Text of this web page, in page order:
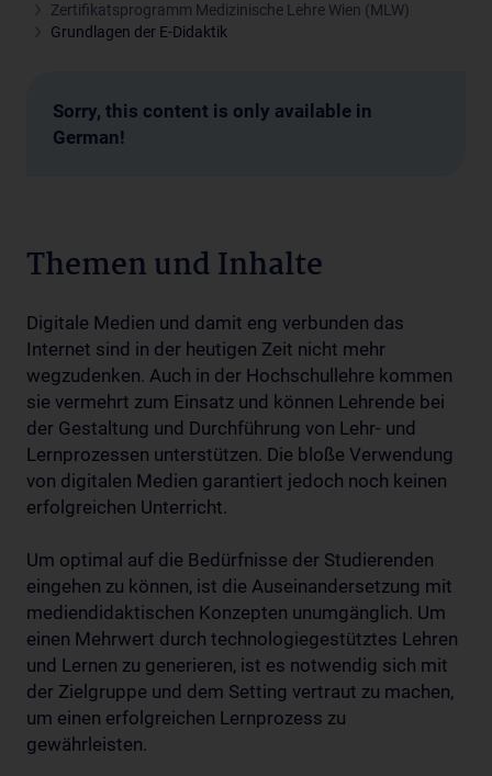
Zertifikatsprogramm Medizinische Lehre Wien (MLW)
Grundlagen der E-Didaktik
Sorry, this content is only available in
German!
Themen und Inhalte
Digitale Medien und damit eng verbunden das
Internet sind in der heutigen Zeit nicht mehr
wegzudenken. Auch in der Hochschullehre kommen
sie vermehrt zum Einsatz und können Lehrende bei
der Gestaltung und Durchführung von Lehr- und
Lernprozessen unterstützen. Die bloße Verwendung
von digitalen Medien garantiert jedoch noch keinen
erfolgreichen Unterricht.
Um optimal auf die Bedürfnisse der Studierenden
eingehen zu können, ist die Auseinandersetzung mit
mediendidaktischen Konzepten unumgänglich. Um
einen Mehrwert durch technologiegestütztes Lehren
und Lernen zu generieren, ist es notwendig sich mit
der Zielgruppe und dem Setting vertraut zu machen,
um einen erfolgreichen Lernprozess zu
gewährleisten.